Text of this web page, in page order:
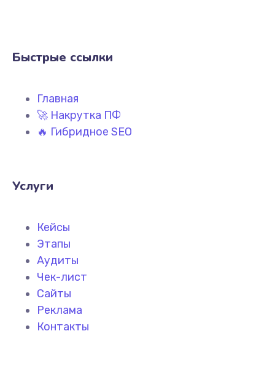
Быстрые ссылки
Главная
🚀 Накрутка ПФ
🔥 Гибридное SEO
Услуги
Кейсы
Этапы
Аудиты
Чек-лист
Сайты
Реклама
Контакты